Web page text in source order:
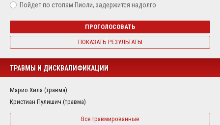
Пойдет по стопам Пиоли, задержится надолго
ПРОГОЛОСОВАТЬ
ПОКАЗАТЬ РЕЗУЛЬТАТЫ
ТРАВМЫ И ДИСКВАЛИФИКАЦИИ
Марио Хила (травма)
Кристиан Пулишич (травма)
Все травмированные